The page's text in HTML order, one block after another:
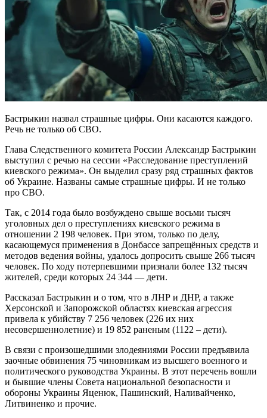
Бастрыкин назвал страшные цифры. Они касаются каждого.
Речь не только об СВО.
Глава Следственного комитета России Александр Бастрыкин
выступил с речью на сессии «Расследование преступлений
киевского режима». Он выделил сразу ряд страшных фактов
об Украине. Названы самые страшные цифры. И не только
про СВО.
Так, с 2014 года было возбуждено свыше восьми тысяч
уголовных дел о преступлениях киевского режима в
отношении 2 198 человек. При этом, только по делу,
касающемуся применения в Донбассе запрещённых средств и
методов ведения войны, удалось допросить свыше 266 тысяч
человек. По ходу потерпевшими признали более 132 тысяч
жителей, среди которых 24 344 — дети.
Рассказал Бастрыкин и о том, что в ЛНР и ДНР, а также
Херсонской и Запорожской областях киевская агрессия
привела к убийству 7 256 человек (226 их них
несовершеннолетние) и 19 852 раненым (1122 – дети).
В связи с произошедшими злодеяниями России предъявила
заочные обвинения 75 чиновникам из высшего военного и
политического руководства Украины. В этот перечень вошли
и бывшие члены Совета национальной безопасности и
обороны Украины Яценюк, Пашинский, Наливайченко,
Литвиненко и прочие.